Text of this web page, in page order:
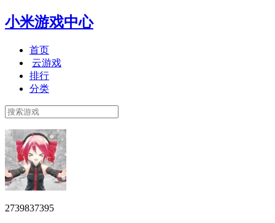
小米游戏中心
首页
云游戏
排行
分类
2739837395